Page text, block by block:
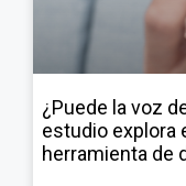
¿Puede la voz
estudio explora
herramienta de